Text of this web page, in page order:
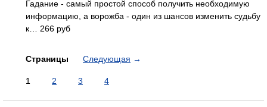
Гадание - самый простой способ получить необходимую
информацию, а ворожба - один из шансов изменить судьбу
к… 266 руб
Страницы Следующая →
1 2 3 4